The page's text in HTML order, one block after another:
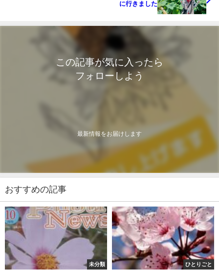
に行きました
この記事が気に入ったら
フォローしよう
最新情報をお届けします
おすすめの記事
未分類 ひとりごと